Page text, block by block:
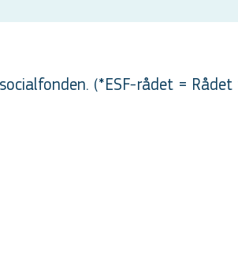
(*ESF-rådet =